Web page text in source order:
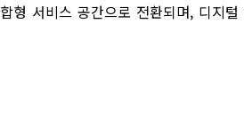
형 서비스 공간으로 전환되며, 디지